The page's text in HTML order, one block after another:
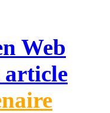
Web
article